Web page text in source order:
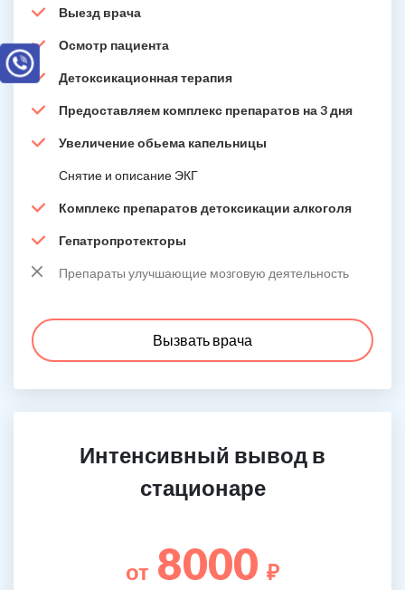
Выезд врача
Осмотр пациента
Детоксикационная терапия
Предоставляем комплекс препаратов на 3 дня
Увеличение обьема капельницы
Снятие и описание ЭКГ
Комплекс препаратов детоксикации алкоголя
Гепатропротекторы
Препараты улучшающие мозговую деятельность
Вызвать врача
Интенсивный вывод в
стационаре
от 8000 ₽